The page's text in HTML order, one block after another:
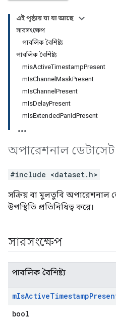
এই পৃষ্ঠায় যা যা আছে
সারসংক্ষেপ
পাবলিক বৈশিষ্ট্য
পাবলিক বৈশিষ্ট্য
misActiveTimestampPresent
mIsChannelMaskPresent
mIsChannelPresent
mIsDelayPresent
mIsExtendedPanIdPresent
অপারেশনাল ডেটাসেট
#include <dataset.h>
সক্রিয় বা মুলতুবি অপারেশনাল
উপস্থিতি প্রতিনিধিত্ব করে।
সারসংক্ষেপ
পাবলিক বৈশিষ্ট্য
mIsActiveTimestamp
bool